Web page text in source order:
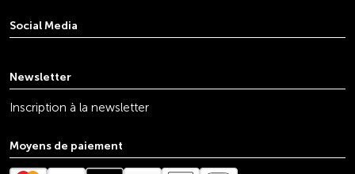
Social Media
Newsletter
Inscription à la newsletter
Moyens de paiement